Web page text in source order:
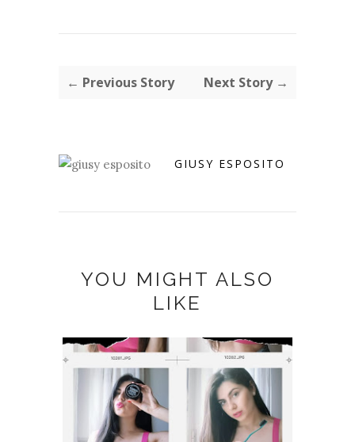
← Previous Story Next Story →
GIUSY ESPOSITO
YOU MIGHT ALSO
LIKE